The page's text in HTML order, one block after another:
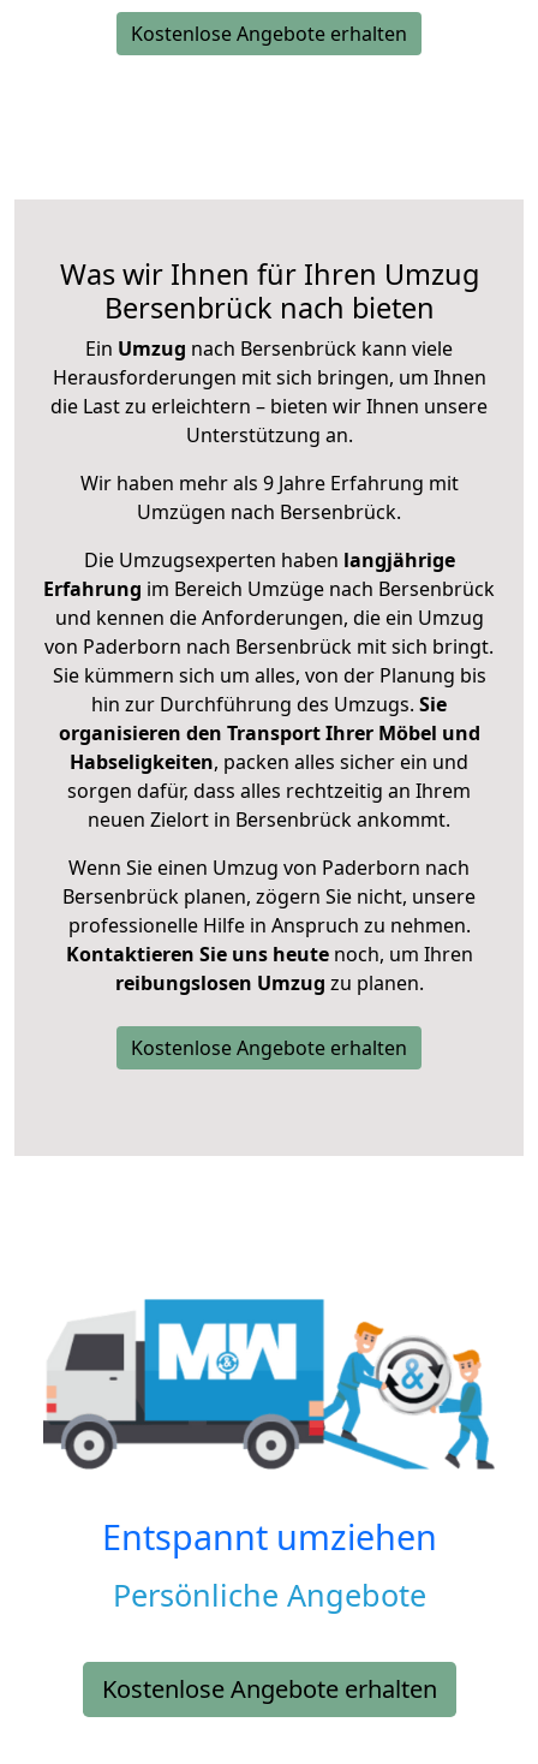
Kostenlose Angebote erhalten
Was wir Ihnen für Ihren Umzug
Bersenbrück nach bieten
Ein Umzug nach Bersenbrück kann viele
Herausforderungen mit sich bringen, um Ihnen
die Last zu erleichtern – bieten wir Ihnen unsere
Unterstützung an.
Wir haben mehr als 9 Jahre Erfahrung mit
Umzügen nach Bersenbrück.
Die Umzugsexperten haben langjährige
Erfahrung im Bereich Umzüge nach Bersenbrück
und kennen die Anforderungen, die ein Umzug
von Paderborn nach Bersenbrück mit sich bringt.
Sie kümmern sich um alles, von der Planung bis
hin zur Durchführung des Umzugs. Sie
organisieren den Transport Ihrer Möbel und
Habseligkeiten, packen alles sicher ein und
sorgen dafür, dass alles rechtzeitig an Ihrem
neuen Zielort in Bersenbrück ankommt.
Wenn Sie einen Umzug von Paderborn nach
Bersenbrück planen, zögern Sie nicht, unsere
professionelle Hilfe in Anspruch zu nehmen.
Kontaktieren Sie uns heutenoch, um Ihren
reibungslosen Umzug zu planen.
Kostenlose Angebote erhalten
Entspannt umziehen
Persönliche Angebote
Kostenlose Angebote erhalten